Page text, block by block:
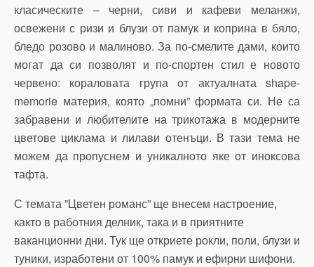
класическите – черни, сиви и кафеви меланжи,
освежени с ризи и блузи от памук и коприна в бяло,
бледо розово и малиново. За по-смелите дами, които
могат да си позволят и по-спортен стил е новото
червено: кораловата група от актуалната shape-
memorie материя, която „помни” формата си. Не са
забравени и любителите на трикотажа в модерните
цветове циклама и лилави отенъци. В тази тема не
можем да пропуснем и уникалното яке от иноксова
тафта.
С темата ”Цветен романс” ще внесем настроение,
както в работния делник, така и в приятните
ваканционни дни. Тук ще откриете рокли, поли, блузи и
туники, изработени от 100% памук и ефирни шифони.